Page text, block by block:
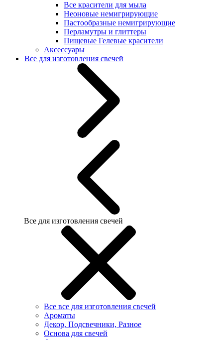
Все красители для мыла
Неоновые немигрирующие
Пастообразные немигрирующие
Перламутры и глиттеры
Пищевые Гелевые красители
Аксессуары
Все для изготовления свечей
Все для изготовления свечей
Все все для изготовления свечей
Ароматы
Декор, Подсвечники, Разное
Основа для свечей